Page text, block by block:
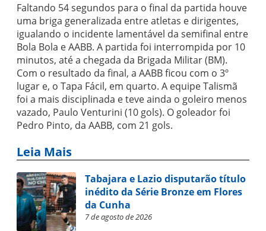
Faltando 54 segundos para o final da partida houve
uma briga generalizada entre atletas e dirigentes,
igualando o incidente lamentável da semifinal entre
Bola Bola e AABB. A partida foi interrompida por 10
minutos, até a chegada da Brigada Militar (BM).
Com o resultado da final, a AABB ficou com o 3º
lugar e, o Tapa Fácil, em quarto. A equipe Talismã
foi a mais disciplinada e teve ainda o goleiro menos
vazado, Paulo Venturini (10 gols). O goleador foi
Pedro Pinto, da AABB, com 21 gols.
Leia Mais
Tabajara e Lazio disputarão título
inédito da Série Bronze em Flores
da Cunha
7 de agosto de 2026